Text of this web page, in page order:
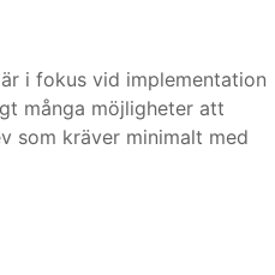
i fokus vid implementation
många möjligheter att
som kräver minimalt med